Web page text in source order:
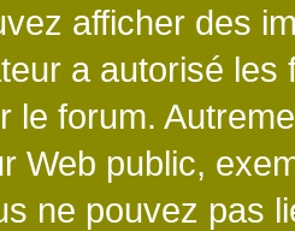
afficher des
a autorisé
le forum.
Web public,
ne pouvez pas